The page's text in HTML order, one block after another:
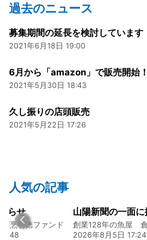
過去のニュース
募集期間の延長を検討しています
2021年6月18日 19:00
6月から「amazon」で販売開始！
2021年5月30日 18:43
久し振りの店頭販売
2021年5月22日 17:26
人気の記事
らせ
烹明徳ファンド
2026年8月5日 17:24